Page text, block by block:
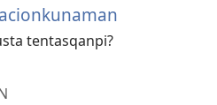
tentasqanpi?